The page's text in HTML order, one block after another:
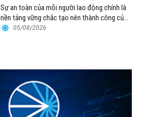
Sự an toàn của mỗi người lao động chính là
nền tảng vững chắc tạo nên thành công của
Cảng Đà Nẵng
05/08/2026